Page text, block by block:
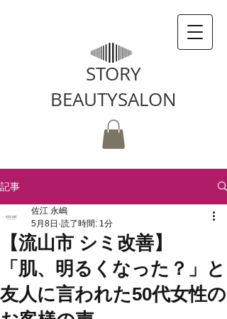
STORY
BEAUTYSALON
記事
【流山市 シミ改善】
「肌、明るくなった？」と
友人に言われた50代女性の
佐江 永嶋
5月8日 読了時間: 1分